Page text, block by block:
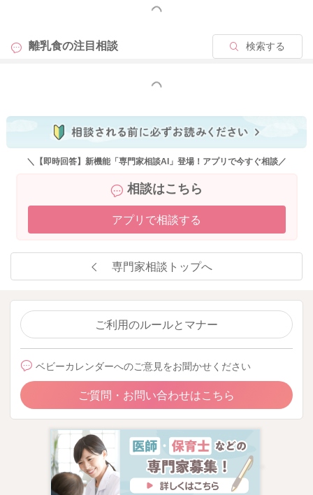
もっと見る
離乳食の注目相談 検索する
もっと見る
＼【即時回答】新機能「専門家相談AI」登場！アプリで今すぐ相談／
相談はこちら
アプリで相談する
専門家相談トップへ
ご利用のルールとマナー
ベビーカレンダーへのご意見をお聞かせください
ご質問・お問い合わせはこちら